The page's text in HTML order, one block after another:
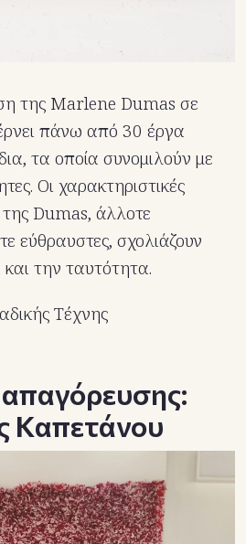
της Marlene Dumas σε
πάνω από 30 έργα
τα οποία συνομιλούν με
Οι χαρακτηριστικές
Dumas, άλλοτε
εύθραυστες, σχολιάζουν
την ταυτότητα.
Τέχνης
Καπετάνου